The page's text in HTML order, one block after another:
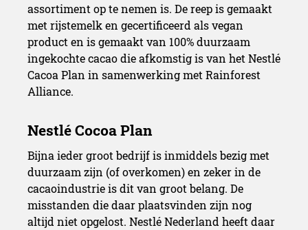
assortiment op te nemen is. De reep is gemaakt
met rijstemelk en gecertificeerd als vegan
product en is gemaakt van 100% duurzaam
ingekochte cacao die afkomstig is van het Nestlé
Cacoa Plan in samenwerking met Rainforest
Alliance.
Bijna ieder groot bedrijf is inmiddels bezig met
duurzaam zijn (of overkomen) en zeker in de
cacaoindustrie is dit van groot belang. De
misstanden die daar plaatsvinden zijn nog
altijd niet opgelost. Nestlé Nederland heeft daar